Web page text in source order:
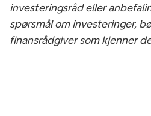
investeringsråd eller
spørsmål om investeringer,
finansrådgiver som kjenner